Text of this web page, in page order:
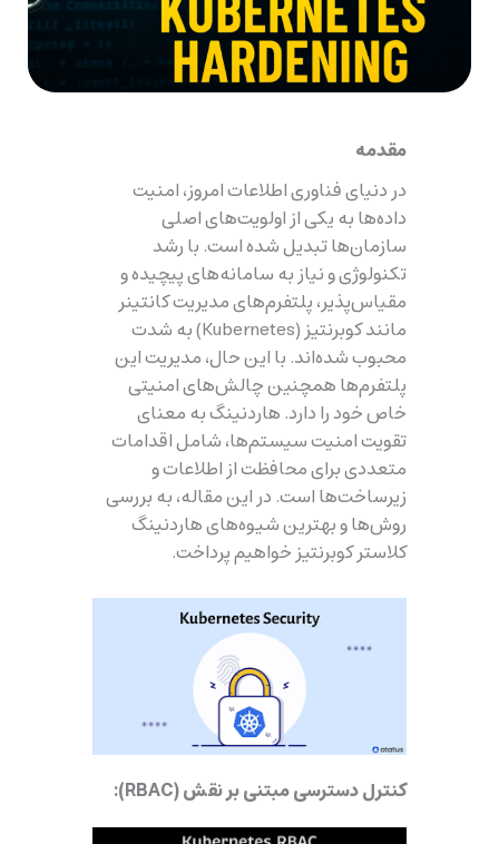
مقدمه
در دنیای فناوری اطلاعات امروز، امنیت
داده‌ها به یکی از اولویت‌های اصلی
سازمان‌ها تبدیل شده است. با رشد
تکنولوژی و نیاز به سامانه‌های پیچیده و
مقیاس‌پذیر، پلتفرم‌های مدیریت کانتینر
مانند کوبرنتیز (Kubernetes) به شدت
محبوب شده‌اند. با این حال، مدیریت این
پلتفرم‌ها همچنین چالش‌های امنیتی
خاص خود را دارد. هاردنینگ به معنای
تقویت امنیت سیستم‌ها، شامل اقدامات
متعددی برای محافظت از اطلاعات و
زیرساخت‌ها است. در این مقاله، به بررسی
روش‌ها و بهترین شیوه‌های هاردنینگ
کلاستر کوبرنتیز خواهیم پرداخت.
کنترل دسترسی مبتنی بر نقش (RBAC):